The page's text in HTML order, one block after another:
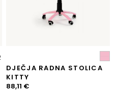
DJEČJA RADNA STOLICA
KITTY
88,11 €